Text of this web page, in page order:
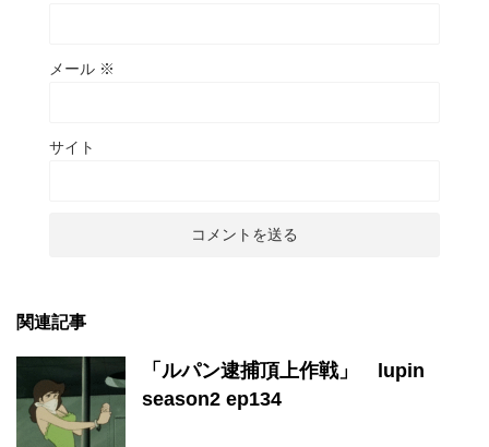
メール ※
サイト
関連記事
「ルパン逮捕頂上作戦」 lupin
season2 ep134